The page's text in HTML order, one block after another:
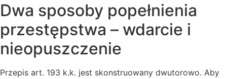
Dwa sposoby popełnienia
przestępstwa – wdarcie i
nieopuszczenie
Przepis art. 193 k.k. jest skonstruowany dwutorowo. Aby